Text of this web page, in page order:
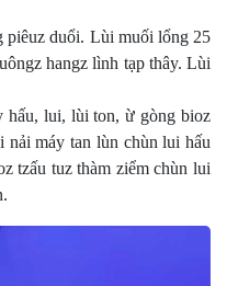
piêuz duổi. Lùi muối lổng 25
hangz lình tạp thây. Lùi
hấu, lui, lùi ton, ừ gòng bioz
máy tan lùn chùn lui hấu
tzấu tuz thàm ziểm chùn lui